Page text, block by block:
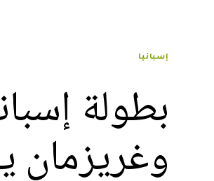
إسبانيا
بطولة
وغريزمان